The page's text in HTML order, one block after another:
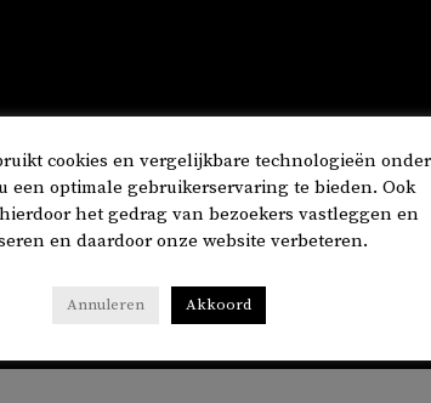
cookies en vergelijkbare technologieën onder
een optimale gebruikerservaring te bieden. Ook
het gedrag van bezoekers vastleggen en
en daardoor onze website verbeteren.
Annuleren Akkoord